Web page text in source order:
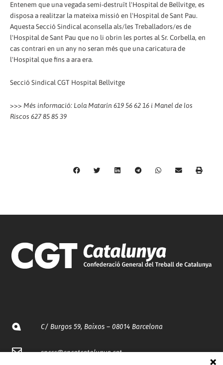
Entenem que una vegada semi-destruït l'Hospital de Bellvitge, es
disposa a realitzar la mateixa missió en l'Hospital de Sant Pau.
Aquesta Secció Sindical aconsella als/les Treballadors/es de
l'Hospital de Sant Pau que no li obrin les portes al Sr. Corbella, en
cas contrari en un any no seran més que una caricatura de
l'Hospital que fins a ara era.
Secció Sindical CGT Hospital Bellvitge
>>> Més informació: Lola Matarín 619 56 62 16 i Manel de los
Riscos 627 85 85 39
C/ Burgos 59, Baixos – 08014 Barcelona
spccc@spcgtcatalunya.cat